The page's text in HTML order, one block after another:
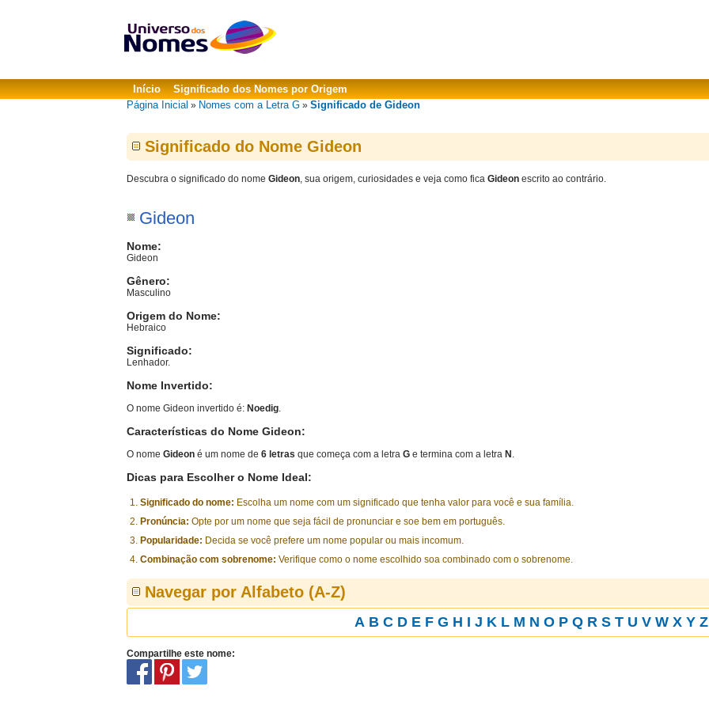
Início
Significado dos Nomes por Origem
Página Inicial » Nomes com a Letra G » Significado de Gideon
Significado do Nome Gideon
Descubra o significado do nome Gideon, sua origem, curiosidades e veja como fica Gideon escrito ao contrário.
Gideon
Nome:
Gideon
Gênero:
Masculino
Origem do Nome:
Hebraico
Significado:
Lenhador.
Nome Invertido:
O nome Gideon invertido é: Noedig.
Características do Nome Gideon:
O nome Gideon é um nome de 6 letras que começa com a letra G e termina com a letra N .
Dicas para Escolher o Nome Ideal:
Significado do nome: Escolha um nome com um significado que tenha valor para você e sua família.
Pronúncia: Opte por um nome que seja fácil de pronunciar e soe bem em português.
Popularidade: Decida se você prefere um nome popular ou mais incomum.
Combinação com sobrenome: Verifique como o nome escolhido soa combinado com o sobrenome.
Navegar por Alfabeto (A-Z)
A B C D E F G H I J K L M N O P Q R S T U V W X Y Z
Compartilhe este nome: